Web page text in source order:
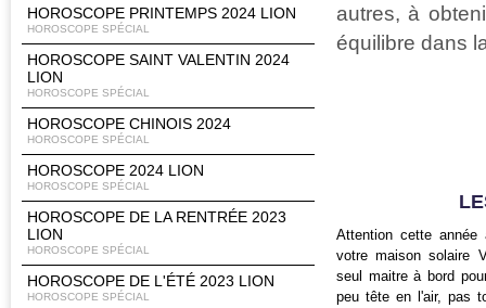
HOROSCOPE PRINTEMPS 2024 LION
HOROSCOPE SPÉCIAL
HOROSCOPE SAINT VALENTIN 2024
LION
HOROSCOPE SPÉCIAL
HOROSCOPE CHINOIS 2024
HOROSCOPE SPÉCIAL
HOROSCOPE 2024 LION
HOROSCOPE SPÉCIAL
HOROSCOPE DE LA RENTRÉE 2023
LION
HOROSCOPE SPÉCIAL
HOROSCOPE DE L'ÉTÉ 2023 LION
HOROSCOPE SPÉCIAL
autres, à
équilibre dans
Attention cette année
votre maison solaire
seul maitre à bord
peu tête en l'air, pas